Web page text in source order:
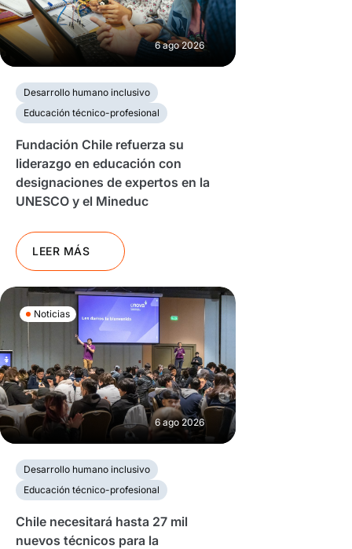
6 ago 2026
Desarrollo humano inclusivo
Educación técnico-profesional
Fundación Chile refuerza su
liderazgo en educación con
designaciones de expertos en la
UNESCO y el Mineduc
LEER MÁS
Noticias
6 ago 2026
Desarrollo humano inclusivo
Educación técnico-profesional
Chile necesitará hasta 27 mil
nuevos técnicos para la